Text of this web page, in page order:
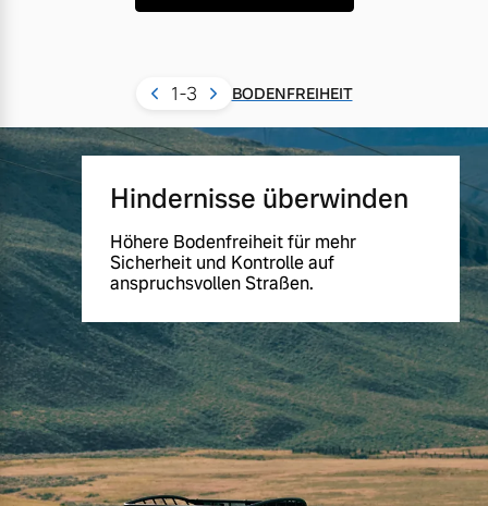
1-3 BODENFREIHEIT
Hindernisse überwinden
Höhere Bodenfreiheit für mehr
Sicherheit und Kontrolle auf
anspruchsvollen Straßen.